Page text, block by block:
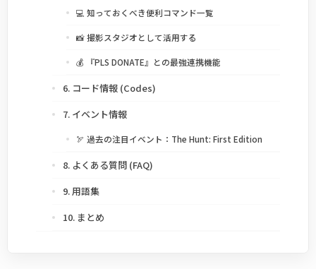
💻 知っておくべき便利コマンド一覧
📸 撮影スタジオとして活用する
💰 『PLS DONATE』との最強連携機能
6. コード情報 (Codes)
7. イベント情報
🏹 過去の注目イベント：The Hunt: First Edition
8. よくある質問 (FAQ)
9. 用語集
10. まとめ